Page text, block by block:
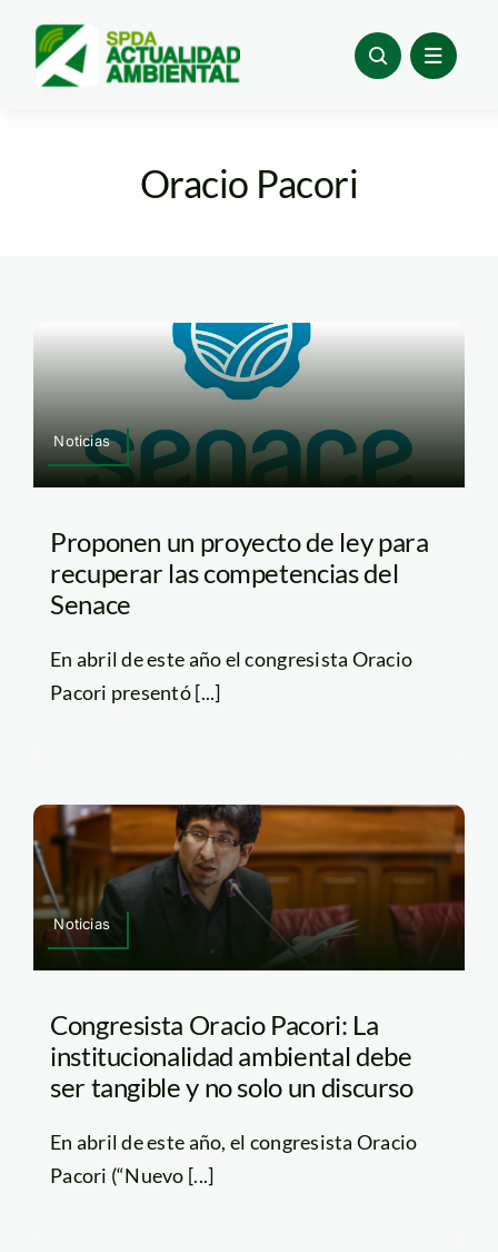
content
Oracio Pacori
Noticias
Proponen un proyecto de ley para
recuperar las competencias del
Senace
En abril de este año el congresista Oracio
Pacori presentó [...]
Noticias
Congresista Oracio Pacori: La
institucionalidad ambiental debe
ser tangible y no solo un discurso
En abril de este año, el congresista Oracio
Pacori (“Nuevo [...]